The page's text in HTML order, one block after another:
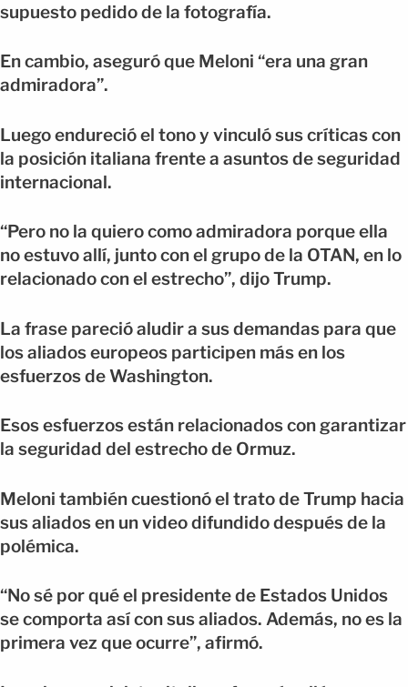
supuesto pedido de la fotografía.
En cambio, aseguró que Meloni “era una gran
admiradora”.
Luego endureció el tono y vinculó sus críticas con
la posición italiana frente a asuntos de seguridad
internacional.
“Pero no la quiero como admiradora porque ella
no estuvo allí, junto con el grupo de la OTAN, en lo
relacionado con el estrecho”, dijo Trump.
La frase pareció aludir a sus demandas para que
los aliados europeos participen más en los
esfuerzos de Washington.
Esos esfuerzos están relacionados con garantizar
la seguridad del estrecho de Ormuz.
Meloni también cuestionó el trato de Trump hacia
sus aliados en un video difundido después de la
polémica.
“No sé por qué el presidente de Estados Unidos
se comporta así con sus aliados. Además, no es la
primera vez que ocurre”, afirmó.